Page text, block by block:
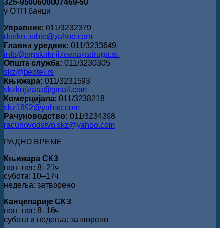
325-9500600007469-50
у ОТП банци
Управник: 011/3232379
dusko.babic@yahoo.com
Главни уредник: 011/3233649
info@srpskaknjizevnazadruga.rs
Општа служба: 011/3230305
skz@beotel.rs
Књижара: 011/3231593
skzknjizara@gmail.com
Комерцијала: 011/3238218
skz1892@yahoo.com
Рачуноводство: 011/3234398
racunovodstvo.skz@yahoo.com
РАДНО ВРЕМЕ
Књижара СКЗ
пон‒пет: 8‒21ч
субота: 10‒17ч
недеља: затворено
Канцеларије СКЗ
пон‒пет: 8‒16ч
субота и недеља: затворено